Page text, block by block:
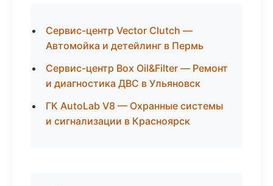
Сервис-центр Vector Clutch —
Автомойка и детейлинг в Пермь
Сервис-центр Box Oil&Filter — Ремонт
и диагностика ДВС в Ульяновск
ГК AutoLab V8 — Охранные системы
и сигнализации в Красноярск